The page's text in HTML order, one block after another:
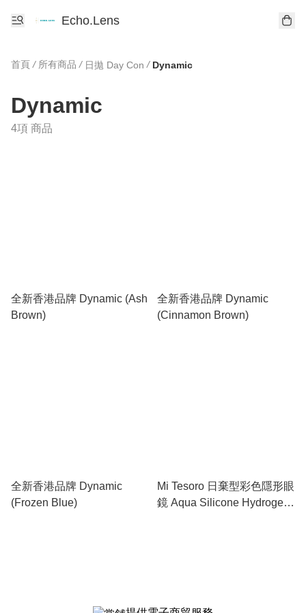
Echo.Lens
首頁 / 所有商品 / 日拋 Day Con / Dynamic
Dynamic
4項 商品
全新香港品牌 Dynamic (Ash
Brown)
全新香港品牌 Dynamic
(Cinnamon Brown)
全新香港品牌 Dynamic
(Frozen Blue)
Mi Tesoro 日棄型彩色隱形眼
鏡 Aqua Silicone Hydrogel